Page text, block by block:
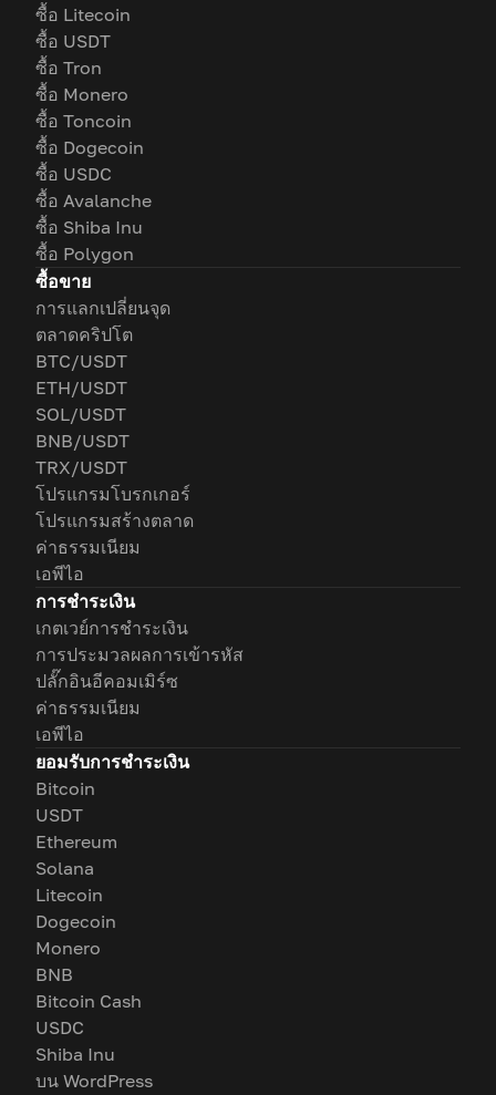
ซื้อ Litecoin
ซื้อ USDT
ซื้อ Tron
ซื้อ Monero
ซื้อ Toncoin
ซื้อ Dogecoin
ซื้อ USDC
ซื้อ Avalanche
ซื้อ Shiba Inu
ซื้อ Polygon
ซื้อขาย
การแลกเปลี่ยนจุด
ตลาดคริปโต
BTC/USDT
ETH/USDT
SOL/USDT
BNB/USDT
TRX/USDT
โปรแกรมโบรกเกอร์
โปรแกรมสร้างตลาด
ค่าธรรมเนียม
เอพีไอ
การชำระเงิน
เกตเวย์การชำระเงิน
การประมวลผลการเข้ารหัส
ปลั๊กอินอีคอมเมิร์ซ
ค่าธรรมเนียม
เอพีไอ
ยอมรับการชำระเงิน
Bitcoin
USDT
Ethereum
Solana
Litecoin
Dogecoin
Monero
BNB
Bitcoin Cash
USDC
Shiba Inu
บน WordPress